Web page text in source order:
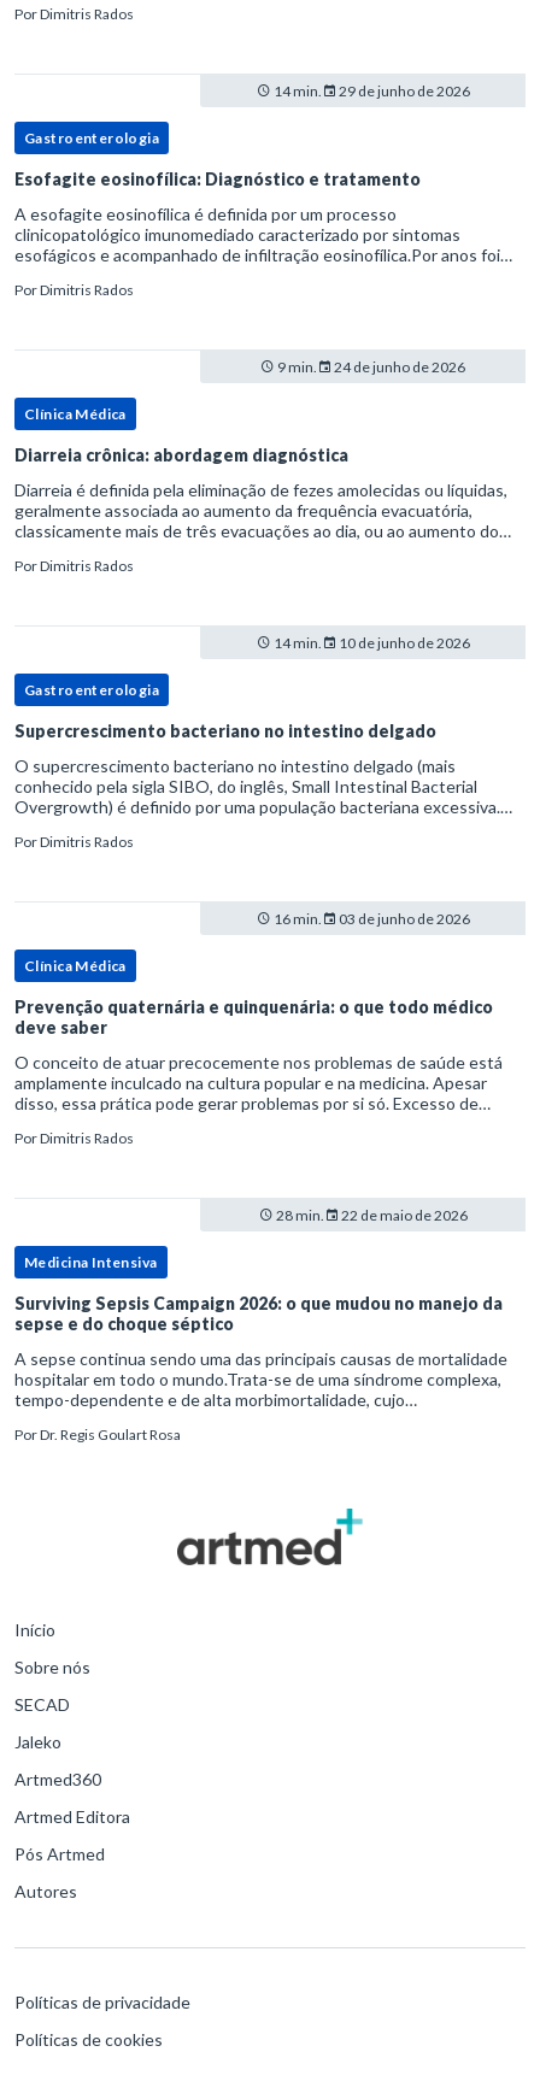
PorDimitris Rados
14 min. 29 de junho de 2026
Gastroenterologia
Esofagite eosinofílica: Diagnóstico e tratamento
A esofagite eosinofílica é definida por um processo
clinicopatológico imunomediado caracterizado por sintomas
esofágicos e acompanhado de infiltração eosinofílica.Por anos foi
refluxo gastr
PorDimitris Rados
9 min. 24 de junho de 2026
Clínica Médica
Diarreia crônica: abordagem diagnóstica
Diarreia é definida pela eliminação de fezes amolecidas ou líquidas,
geralmente associada ao aumento da frequência evacuatória,
classicamente mais de três evacuações ao dia, ou ao aumento do
PorDimitris Rados
14 min. 10 de junho de 2026
Gastroenterologia
Supercrescimento bacteriano no intestino delgado
O supercrescimento bacteriano no intestino delgado (mais
conhecido pela sigla SIBO, do inglês, Small Intestinal Bacterial
Overgrowth) é definido por uma população bacteriana excessiva.
PorDimitris Rados
16 min. 03 de junho de 2026
Clínica Médica
Prevenção quaternária e quinquenária: o que todo médico
deve saber
O conceito de atuar precocemente nos problemas de saúde está
amplamente inculcado na cultura popular e na medicina. Apesar
disso, essa prática pode gerar problemas por si só. Excesso de
PorDimitris Rados
28 min. 22 de maio de 2026
Medicina Intensiva
Surviving Sepsis Campaign 2026: o que mudou no manejo da
sepse e do choque séptico
A sepse continua sendo uma das principais causas de mortalidade
hospitalar em todo o mundo.Trata-se de uma síndrome complexa,
tempo-dependente e de alta morbimortalidade, cujo
para o desfe
PorDr. Regis Goulart Rosa
Início
Sobre nós
SECAD
Jaleko
Artmed360
Artmed Editora
Pós Artmed
Autores
Políticas de privacidade
Políticas de cookies